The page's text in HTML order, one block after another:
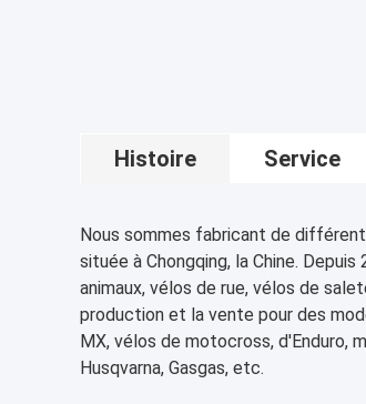
Histoire Service
Nous sommes fabricant de
située à Chongqing, la Chine.
animaux, vélos de rue, vélos de
production et la vente pour des
MX, vélos de motocross, d'Enduro,
Husqvarna, Gasgas, etc.